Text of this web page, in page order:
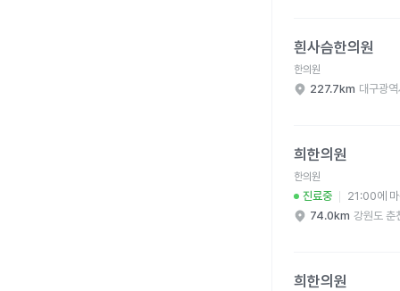
흰사슴한의원
한의원
227.7km 대구광
희한의원
한의원
진료중
21:00에
74.0km 강원도 춘
희한의원